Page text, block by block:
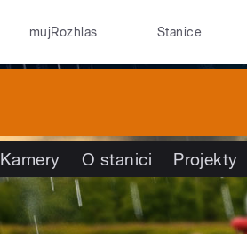
mujRozhlas Stanice
Kamery O stanici Projekty